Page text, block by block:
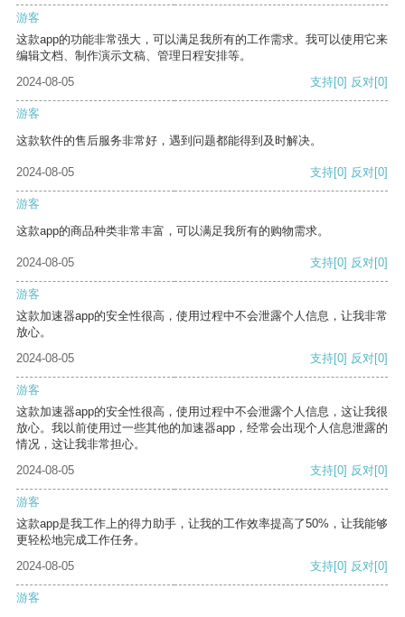
游客
这款app的功能非常强大，可以满足我所有的工作需求。我可以使用它来
编辑文档、制作演示文稿、管理日程安排等。
2024-08-05
支持[0] 反对[0]
游客
这款软件的售后服务非常好，遇到问题都能得到及时解决。
2024-08-05 支持[0] 反对[0]
游客
这款app的商品种类非常丰富，可以满足我所有的购物需求。
2024-08-05 支持[0] 反对[0]
游客
这款加速器app的安全性很高，使用过程中不会泄露个人信息，让我非常
放心。
2024-08-05
支持[0] 反对[0]
游客
这款加速器app的安全性很高，使用过程中不会泄露个人信息，这让我很
放心。我以前使用过一些其他的加速器app，经常会出现个人信息泄露的
情况，这让我非常担心。
2024-08-05
支持[0] 反对[0]
游客
这款app是我工作上的得力助手，让我的工作效率提高了50%，让我能够
更轻松地完成工作任务。
2024-08-05
支持[0] 反对[0]
游客